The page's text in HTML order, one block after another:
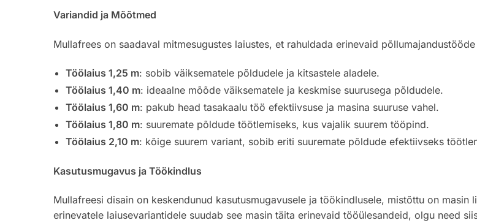
Variandid ja Mõõtmed
Mullafrees on saadaval mitmesugustes laiustes, et rahuldada erinevaid
Töölaius 1,25 m: sobib väiksematele põldudele ja kitsastele aladele.
Töölaius 1,40 m: ideaalne mõõde väiksematele ja keskmise suurusega põldudele.
Töölaius 1,60 m: pakub head tasakaalu töö efektiivsuse ja masina suuruse vahel.
Töölaius 1,80 m: suuremate põldude töötlemiseks, kus vajalik suurem tööpind.
Töölaius 2,10 m: kõige suurem variant, sobib eriti suuremate põldude efektiivseks
Kasutusmugavus ja Töökindlus
Mullafreesi disain on keskendunud kasutusmugavusele ja töökindlusele, mistõttu on
erinevatele laiusevariantidele suudab see masin täita erinevaid tööülesandeid, olgu need